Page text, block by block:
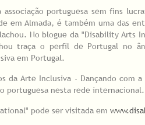
associação portuguesa sem fins
em Almada, é também uma das
No blogue da "Disability Arts
traça o perfil de Portugal no
em Portugal.
da Arte Inclusiva - Dançando
portuguesa nesta rede internacional.
pode ser visitada em